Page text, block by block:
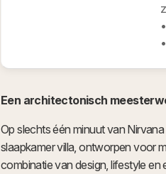
Een architectonisch
Op slechts één minuut van
slaapkamer villa, ontworpen voor
combinatie van design, lifestyle en